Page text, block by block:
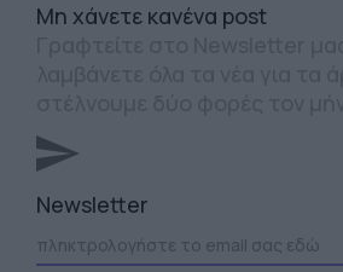
Mη χάνετε κανένα post
Newsletter